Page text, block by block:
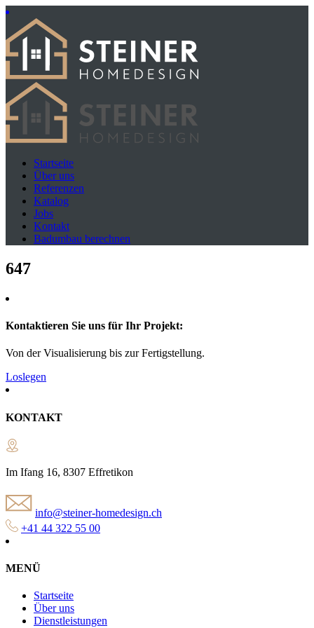
Startseite
Über uns
Referenzen
Katalog
Jobs
Kontakt
Badumbau berechnen
647
Kontaktieren Sie uns für Ihr Projekt:
Von der Visualisierung bis zur Fertigstellung.
Loslegen
KONTAKT
Im Ifang 16, 8307 Effretikon
info@steiner-homedesign.ch
+41 44 322 55 00
MENÜ
Startseite
Über uns
Dienstleistungen